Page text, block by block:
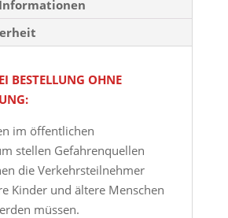
BESTELLUNG OHNE
im öffentlichen
stellen Gefahrenquellen
die Verkehrsteilnehmer
Kinder und ältere Menschen
müssen.